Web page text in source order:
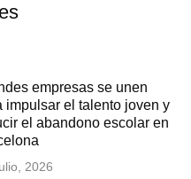
empresas se unen
impulsar el talento joven y
el abandono escolar en
2026